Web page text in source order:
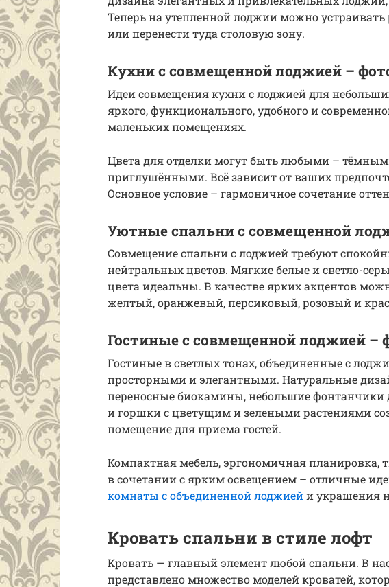
Теперь на утепленной лоджии можно устраивать
или перенести туда столовую зону.
Кухни с совмещенной лоджией –
Идеи совмещения кухни с лоджией для
яркого, функционального, удобного и
маленьких помещениях.
Цвета для отделки могут быть любыми –
приглушёнными. Всё зависит от ваших
Основное условие – гармоничное сочетание
Уютные спальни с совмещенной
Совмещение спальни с лоджией требуют
нейтральных цветов. Мягкие белые и светло-
цвета идеальны. В качестве ярких акцентов
желтый, оранжевый, персиковый, розовый и
Гостиные с совмещенной лоджией –
Гостиные в светлых тонах, объединенные с
просторными и элегантными. Натуральные
переносные биокамины, небольшие
и горшки с цветущим и зелеными растениями
помещение для приема гостей.
Компактная мебель, эргономичная планировка,
в сочетании с ярким освещением – отличные
комнаты с объединенной лоджией и украшения
Кровать спальни в стиле лофт
Кровать — главный элемент любой спальни. В
представлено множество моделей кроватей,